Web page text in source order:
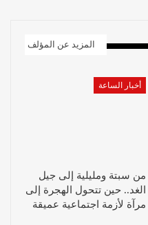
المزيد عن المؤلف
أخبار الساعة
من سبتة ومليلية إلى جيل
الغد.. حين تتحول الهجرة إلى
مرآة لأزمة اجتماعية عميقة